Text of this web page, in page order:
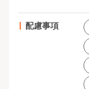
配慮事項